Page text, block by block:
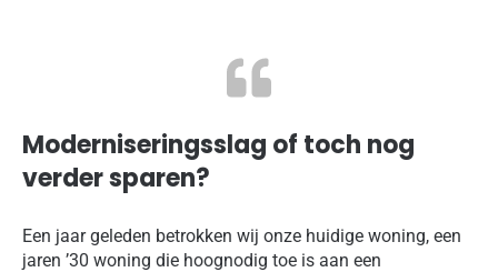
Moderniseringsslag of toch nog
verder sparen?
Een jaar geleden betrokken wij onze huidige woning, een
jaren ’30 woning die hoognodig toe is aan een